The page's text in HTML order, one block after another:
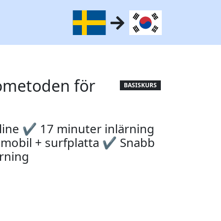
BASISKURS
för
✔ 17 minuter inlärning
+ surfplatta ✔ Snabb